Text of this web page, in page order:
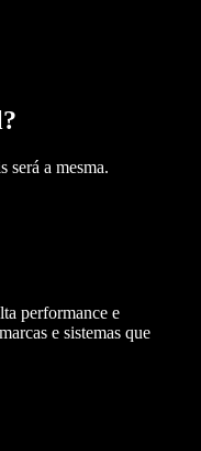
será a mesma.
performance e
e sistemas que